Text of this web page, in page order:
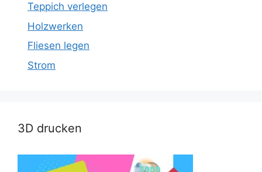
Teppich verlegen
Holzwerken
Fliesen legen
Strom
3D drucken